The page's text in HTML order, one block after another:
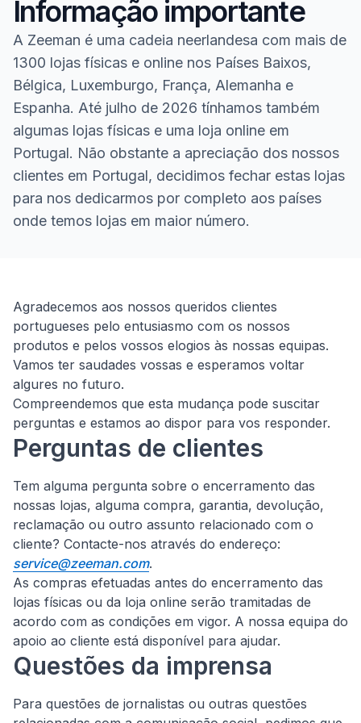
Informação importante
A Zeeman é uma cadeia neerlandesa com mais de
1300 lojas físicas e online nos Países Baixos,
Bélgica, Luxemburgo, França, Alemanha e
Espanha. Até julho de 2026 tínhamos também
algumas lojas físicas e uma loja online em
Portugal. Não obstante a apreciação dos nossos
clientes em Portugal, decidimos fechar estas lojas
para nos dedicarmos por completo aos países
onde temos lojas em maior número.
Homepage
Agradecemos aos nossos queridos clientes
portugueses pelo entusiasmo com os nossos
produtos e pelos vossos elogios às nossas equipas.
Vamos ter saudades vossas e esperamos voltar
algures no futuro.
Compreendemos que esta mudança pode suscitar
perguntas e estamos ao dispor para vos responder.
Perguntas de clientes
Tem alguma pergunta sobre o encerramento das
nossas lojas, alguma compra, garantia, devolução,
reclamação ou outro assunto relacionado com o
cliente? Contacte-nos através do endereço:
service@zeeman.com.
As compras efetuadas antes do encerramento das
lojas físicas ou da loja online serão tramitadas de
acordo com as condições em vigor. A nossa equipa do
apoio ao cliente está disponível para ajudar.
Questões da imprensa
Para questões de jornalistas ou outras questões